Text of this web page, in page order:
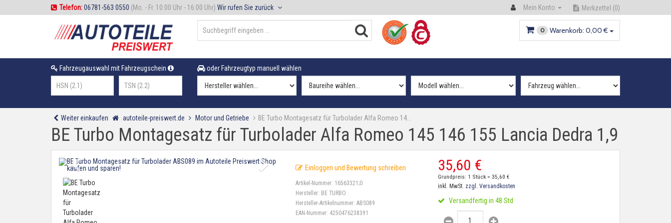
Telefon:06781-563 0550 (Mo. - Fr. 10:00 Uhr - 16:00 Uhr) Wir rufen Sie zurück Mein Konto Merkzettel (0)
0 Warenkorb: 0,00 €
Fahrzeugauswahl mit Fahrzeugschein oder Fahrzeugtyp manuell wählen
Weiter einkaufen autoteile-preiswert.de Motor und Getriebe BE Turbo Montagesatz für Turbolader Alfa Romeo 14…
BE Turbo Montagesatz für Turbolader Alfa Romeo 145 146 155 Lancia Dedra 1,9
Einloggen und Bewertung schreiben
Artikel-Nummer: 16563321;0
Hersteller: BE TURBO
Hersteller-Artikelnummer:ABS089
EAN-Nummer: 4250476238391
35,60 €
Grundpreis: 1 Stück = 35,60 €
inkl. MwSt. zzgl. Versandkosten
Versandfertig in 48 Std